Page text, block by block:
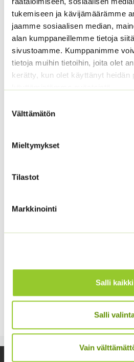
tukemiseen ja kävijämäärämme
jaamme sosiaalisen median,
alan kumppaneillemme tietoja
sivustoamme. Kumppanimme
tietoja muihin tietoihin, joita olet
kerätty, kun olet käyttänyt heidän
valinta
Välttämätön
Mieltymykset
Tilastot
Markkinointi
Salli kaikki
Salli
Vain
Tarhakehäkukka Bon
Bon sekoitus
Kääpiöauringonkukka
Pacino Mix
Sisältää arvonlisäveron